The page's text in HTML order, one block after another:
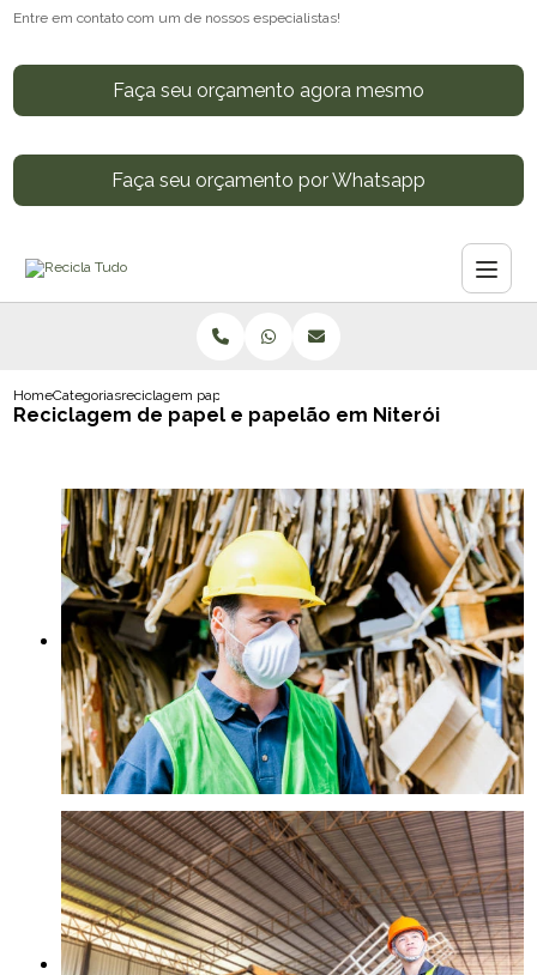
Entre em contato com um de nossos especialistas!
Faça seu orçamento agora mesmo
Faça seu orçamento por Whatsapp
HomeCategoriasreciclagem papel papelao niteroi
Reciclagem de papel e papelão em Niterói